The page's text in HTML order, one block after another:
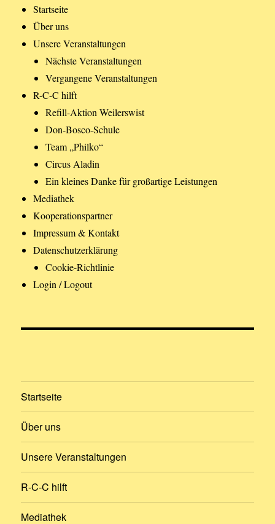
Startseite
Über uns
Unsere Veranstaltungen
Nächste Veranstaltungen
Vergangene Veranstaltungen
R-C-C hilft
Refill-Aktion Weilerswist
Don-Bosco-Schule
Team „Philko“
Circus Aladin
Ein kleines Danke für großartige Leistungen
Mediathek
Kooperationspartner
Impressum & Kontakt
Datenschutzerklärung
Cookie-Richtlinie
Login / Logout
Startseite
Über uns
Unsere Veranstaltungen
R-C-C hilft
Mediathek